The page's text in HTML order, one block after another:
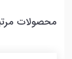
محصولات